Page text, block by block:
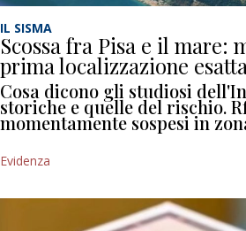
IL SISMA
Scossa fra Pisa e il mare:
prima localizzazione
Cosa dicono gli studiosi
storiche e quelle del rischio.
momentamente sospesi in
Evidenza